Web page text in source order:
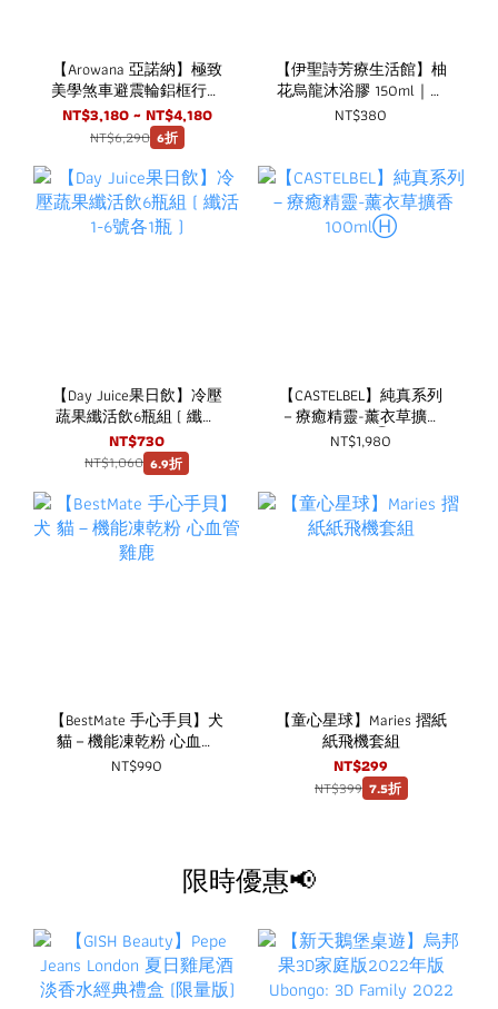
【Arowana 亞諾納】極致
美學煞車避震輪鋁框行李
箱/旅行箱
NT$3,180 ~ NT$4,180
NT$6,290 6折
【伊聖詩芳療生活館】柚
花烏龍沐浴膠 150ml｜一
日茶道 TEAORY
NT$380
【Day Juice果日飲】冷壓
蔬果纖活飲6瓶組 ( 纖活
1-6號各1瓶 )
NT$730
NT$1,060 6.9折
【CASTELBEL】純真系列
－療癒精靈-薰衣草擴香
100mlⒽ
NT$1,980
【BestMate 手心手貝】犬
貓－機能凍乾粉 心血管
雞鹿
NT$990
【童心星球】Maries 摺紙
紙飛機套組
NT$299
NT$399 7.5折
限時優惠📢